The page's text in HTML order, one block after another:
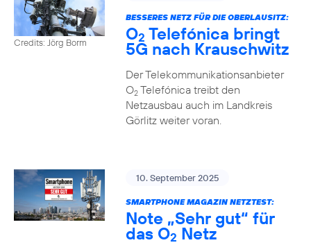
Credits: Jörg Borm
BESSERES NETZ FÜR DIE OBERLAUSITZ:
O2 Telefónica bringt
5G nach Krauschwitz
Der Telekommunikationsanbieter
O2Telefónica treibt den
Netzausbau auch im Landkreis
Görlitz weiter voran.
10. September 2025
SMARTPHONE MAGAZIN NETZTEST:
Note „Sehr gut“ für
das O2 Netz